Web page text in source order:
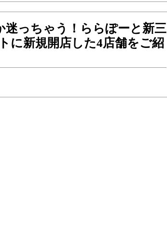
迷っちゃう！ららぽーと新三
に新規開店した4店舗をご紹